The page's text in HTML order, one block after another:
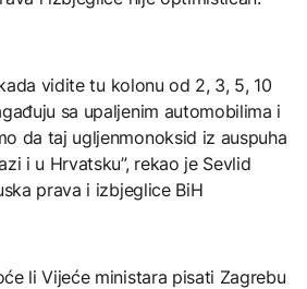
vidite tu kolonu od 2, 3, 5, 10
sa upaljenim automobilima i
da taj ugljenmonoksid iz auspuha
i u Hrvatsku”, rekao je Sevlid
prava i izbjeglice BiH
li Vijeće ministara pisati Zagrebu